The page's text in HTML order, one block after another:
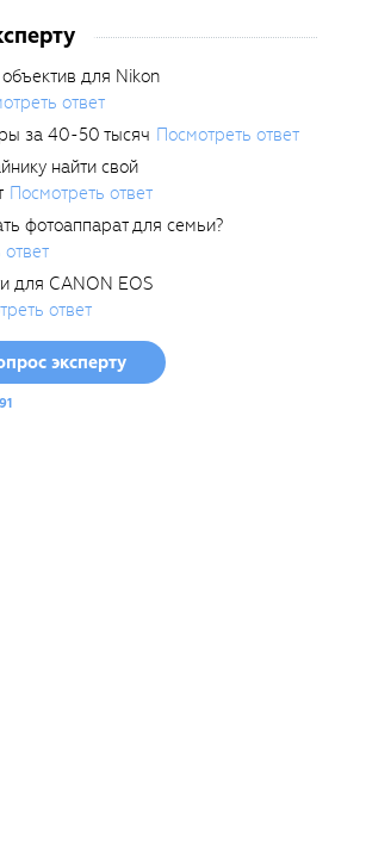
для Nikon
ответ
за 40-50 тысяч Посмотреть ответ
найти свой
Посмотреть ответ
фотоаппарат для семьи?
для CANON EOS
ответ
эксперту